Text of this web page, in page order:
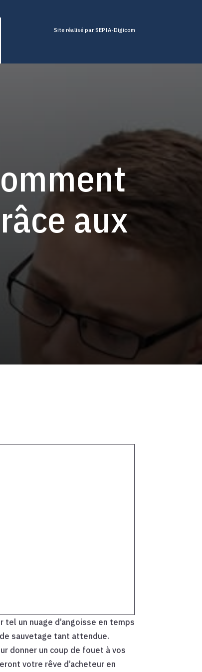
Site réalisé par SEPIA-Digicom
aux
un nuage d’angoisse en temps
sauvetage tant attendue.
donner un coup de fouet à vos
votre rêve d’acheteur en